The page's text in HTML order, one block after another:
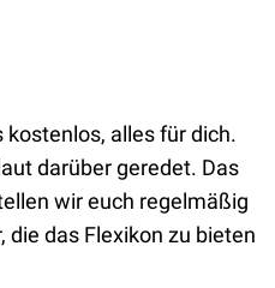
alles für dich.
darüber geredet. Das
wir euch regelmäßig
die das Flexikon zu bieten